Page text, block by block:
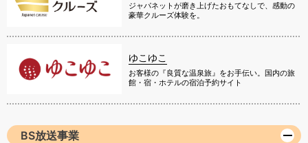
ジャパネットが磨き上げたおもてなしで、感動の
豪華クルーズ体験を。
ゆこゆこ
お客様の『良質な温泉旅』をお手伝い。国内の旅
館・宿・ホテルの宿泊予約サイト
BS放送事業